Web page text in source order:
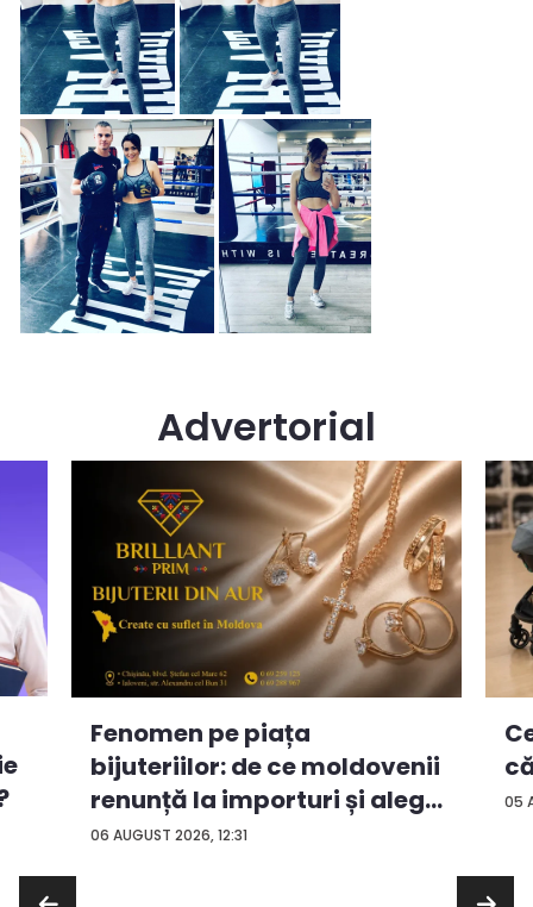
Advertorial
06 AUGUST 2026, 12:31
Fenomen pe piața
bijuteriilor: de ce moldovenii
renunță la importuri și aleg
...
05